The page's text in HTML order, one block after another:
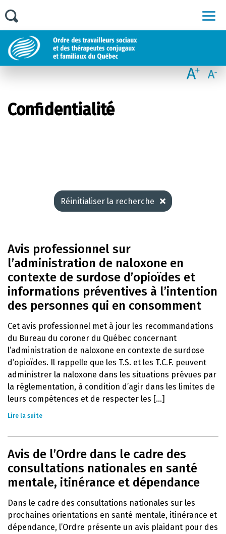
Confidentialité
Réinitialiser la recherche
Avis professionnel sur
l’administration de naloxone en
contexte de surdose d’opioïdes et
informations préventives à l’intention
des personnes qui en consomment
Cet avis professionnel met à jour les recommandations
du Bureau du coroner du Québec concernant
l’administration de naloxone en contexte de surdose
d’opioïdes. Il rappelle que les T.S. et les T.C.F. peuvent
administrer la naloxone dans les situations prévues par
la réglementation, à condition d’agir dans les limites de
leurs compétences et de respecter les [...]
Lire la suite
Avis de l’Ordre dans le cadre des
consultations nationales en santé
mentale, itinérance et dépendance
Dans le cadre des consultations nationales sur les
prochaines orientations en santé mentale, itinérance et
dépendance, l’Ordre présente un avis plaidant pour des